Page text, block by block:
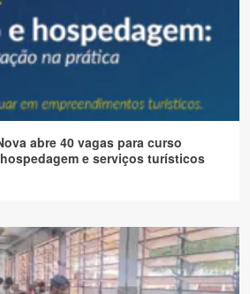
abre 40 vagas para curso
e serviços turísticos